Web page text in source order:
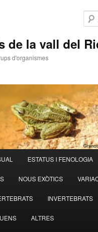
de la vall del
d'organismes
ESTATUS I FENOLOGIA
NOUS EXÒTICS
INVERTEBRATS
ALTRES